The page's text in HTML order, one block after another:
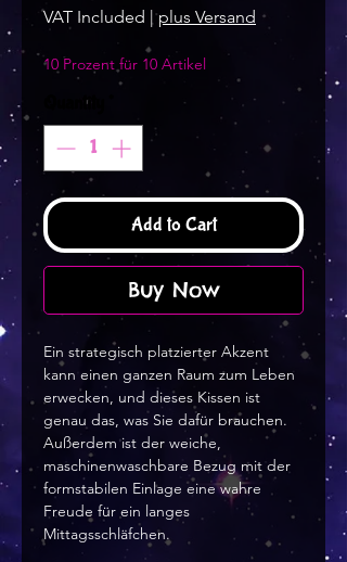
VAT Included |plus Versand
10 Prozent für 10 Artikel
Quantity
Add to Cart
Buy Now
Ein strategisch platzierter Akzent
kann einen ganzen Raum zum Leben
erwecken, und dieses Kissen ist
genau das, was Sie dafür brauchen.
Außerdem ist der weiche,
maschinenwaschbare Bezug mit der
formstabilen Einlage eine wahre
Freude für ein langes
Mittagsschläfchen.